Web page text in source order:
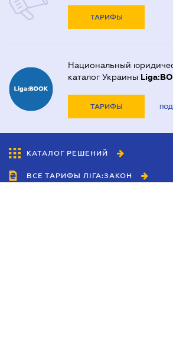
ТАРИФЫ
Национальный
каталог Украины
ТАРИФЫ
КАТАЛОГ РЕШЕНИЙ
ВСЕ ТАРИФЫ ЛІГА:ЗАКОН